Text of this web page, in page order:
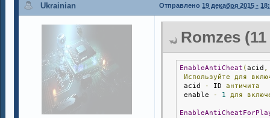
Ukrainian Отправлено 19 декабря 2015 -
Romzes
EnableAntiCheat ( acid ,
Используйте
для
acid - ID античита
enable - 1 для